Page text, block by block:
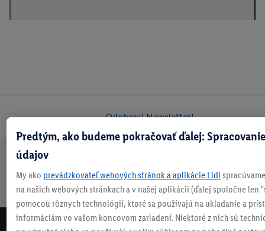
Odoberaj Newsletter!
zadarmo
nad 70 €¹
vrátenie
zadarmo
týždeň
niečo nové
Predtým, ako budeme pokračovať ďalej:
údajov
My ako prevádzkovateľ webových stránok a aplikácie Lidl
na našich webových stránkach a v našej aplikácii (ďalej spoločne len
pomocou rôznych technológií, ktoré sa používajú na ukladanie a
informáciám vo vašom koncovom zariadení. Niektoré z nich sú